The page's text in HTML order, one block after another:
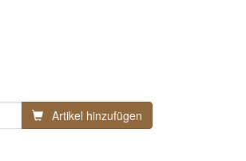
Artikel hinzufügen